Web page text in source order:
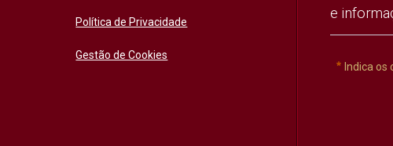
Política de Privacidade
Gestão de Cookies
e
Indica os